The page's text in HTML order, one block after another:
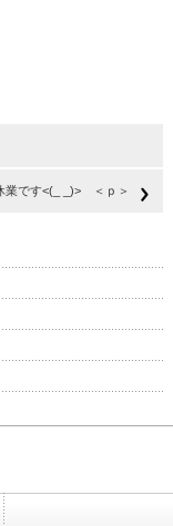
業です<(_ _)> ＜ｐ＞